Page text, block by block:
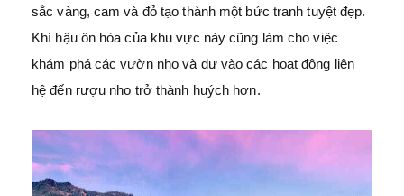
sắc vàng, cam và đỏ tạo thành một bức tranh tuyệt đẹp.
Khí hậu ôn hòa của khu vực này cũng làm cho việc
khám phá các vườn nho và dự vào các hoạt động liên
hệ đến rượu nho trở thành huých hơn.